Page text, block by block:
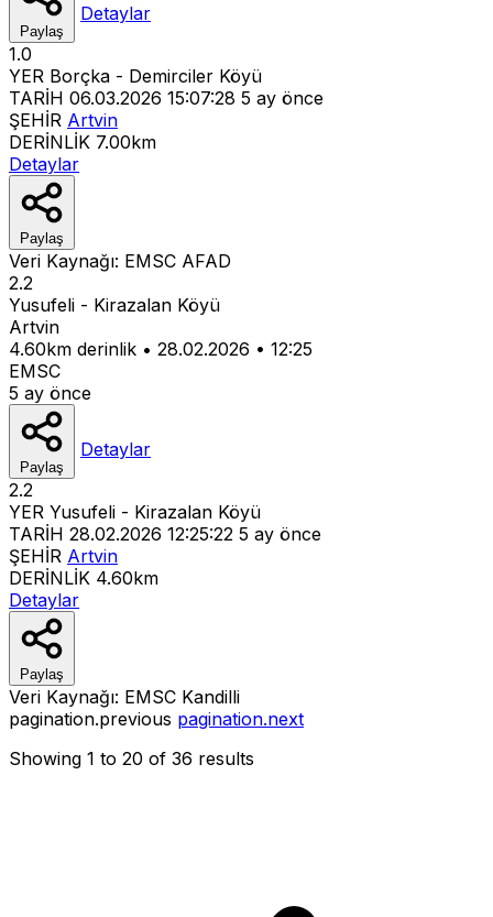
Paylaş
Detaylar
1.0
YER Borçka - Demirciler Köyü
TARİH 06.03.2026 15:07:28 5 ay önce
ŞEHİR Artvin
DERİNLİK 7.00km
Detaylar
Paylaş
Veri Kaynağı: EMSC AFAD
2.2
Yusufeli - Kirazalan Köyü
Artvin
4.60km derinlik • 28.02.2026 • 12:25
EMSC
5 ay önce
Paylaş
Detaylar
2.2
YER Yusufeli - Kirazalan Köyü
TARİH 28.02.2026 12:25:22 5 ay önce
ŞEHİR Artvin
DERİNLİK 4.60km
Detaylar
Paylaş
Veri Kaynağı: EMSC Kandilli
pagination.previous pagination.next
Showing 1 to 20 of 36 results